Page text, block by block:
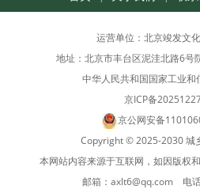
运营单位：北京竣发文
地址：北京市丰台区泥洼北路6号
中华人民共和国国家工业和
京ICP备
京公网安备
Copyright © 2025-2030 城
本网站内容来源于互联网，如因版权
邮箱：axlt6@qq.com 电